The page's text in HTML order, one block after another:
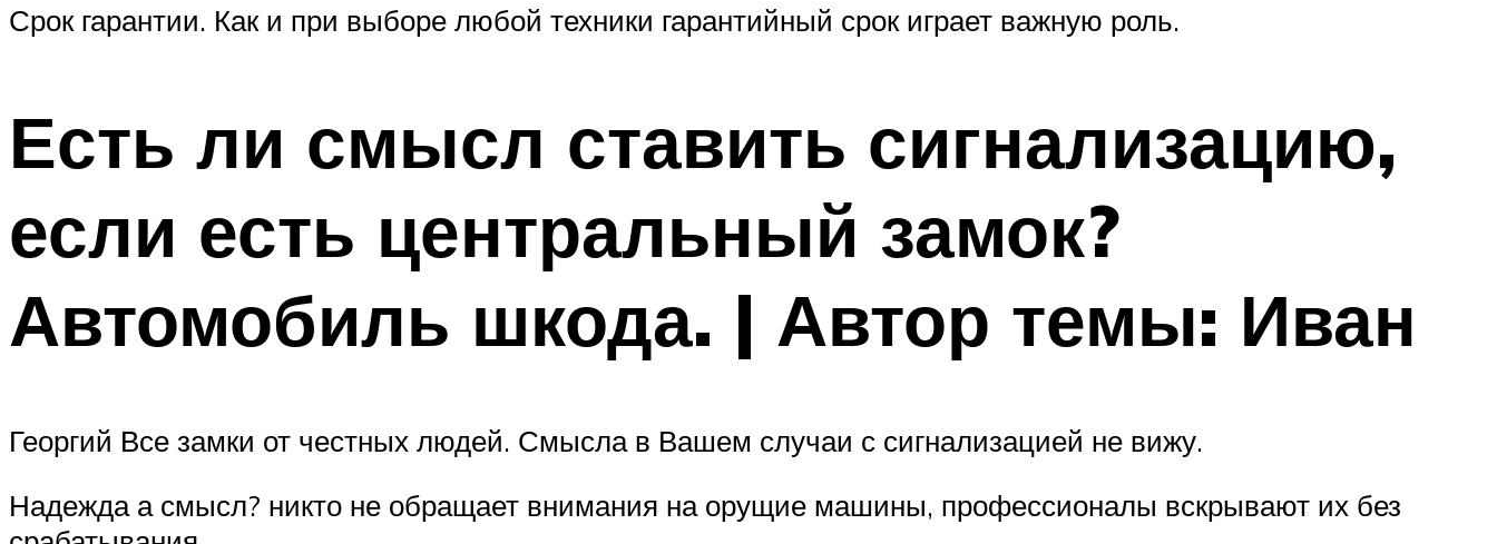
Срок гарантии. Как и при выборе любой техники гарантийный срок играет важную роль.
Есть ли смысл ставить сигнализацию,
если есть центральный замок?
Автомобиль шкода. | Автор темы: Иван
Георгий Все замки от честных людей. Смысла в Вашем случаи с сигнализацией не вижу.
Надежда а смысл? никто не обращает внимания на орущие машины, профессионалы вскрывают их без